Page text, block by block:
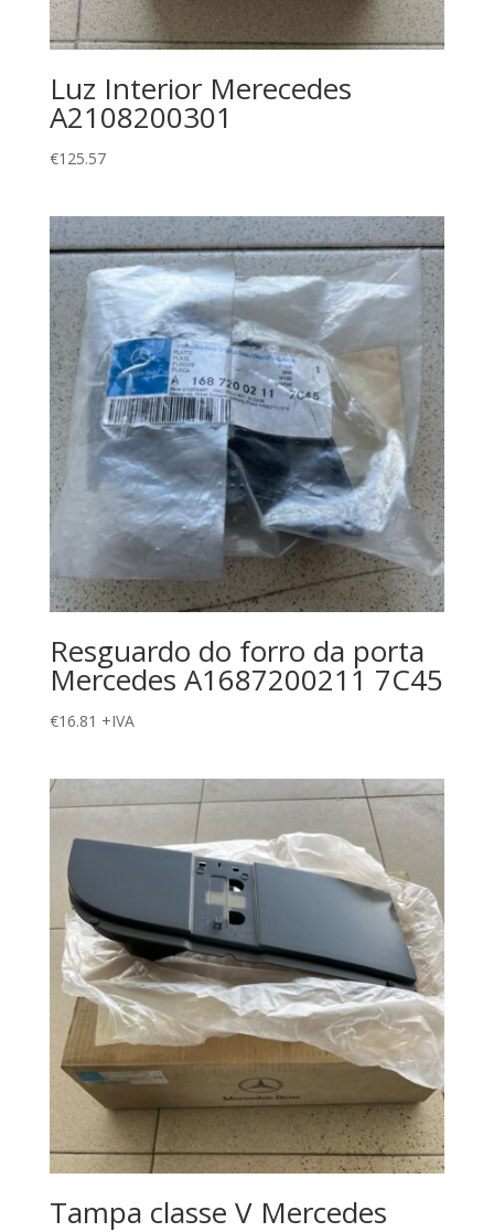
Luz Interior Merecedes
A2108200301
€125.57
Resguardo do forro da porta
Mercedes A1687200211 7C45
€16.81 +IVA
Tampa classe V Mercedes